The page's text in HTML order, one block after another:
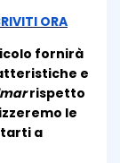
ORA
fornirà
e
rispetto
le
a